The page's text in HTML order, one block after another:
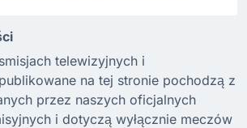
telewizyjnych i
na tej stronie pochodzą z
przez naszych oficjalnych
i dotyczą wyłącznie meczów